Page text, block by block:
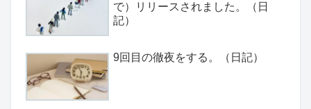
で）リリースされました。（日
記）
9回目の徹夜をする。（日記）